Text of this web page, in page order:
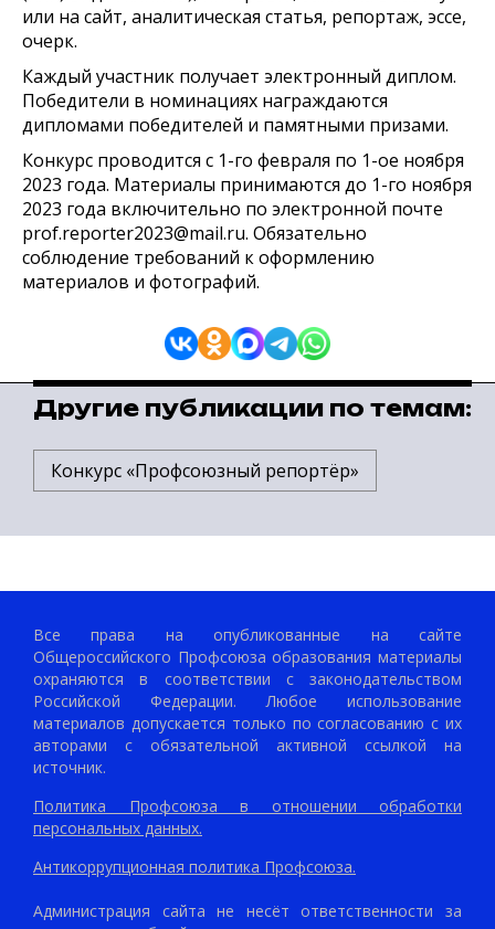
или на сайт, аналитическая статья, репортаж, эссе,
очерк.
Каждый участник получает электронный диплом.
Победители в номинациях награждаются
дипломами победителей и памятными призами.
Конкурс проводится с 1-го февраля по 1-ое ноября
2023 года. Материалы принимаются до 1-го ноября
2023 года включительно по электронной почте
prof.reporter2023@mail.ru. Обязательно
соблюдение требований к оформлению
материалов и фотографий.
Другие публикации по темам:
Конкурс «Профсоюзный репортёр»
Все права на опубликованные на сайте
Общероссийского Профсоюза образования материалы
охраняются в соответствии с законодательством
Российской Федерации. Любое использование
материалов допускается только по согласованию с их
авторами с обязательной активной ссылкой на
источник.
Политика Профсоюза в отношении обработки
персональных данных.
Антикоррупционная политика Профсоюза.
Администрация сайта не несёт ответственности за